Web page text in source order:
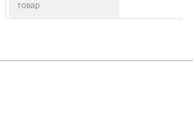
товар